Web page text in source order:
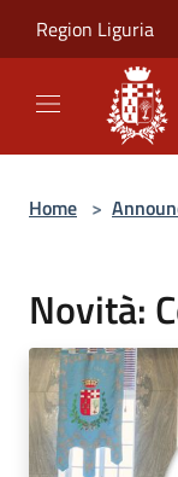
Region Liguria
Home >
Novità: